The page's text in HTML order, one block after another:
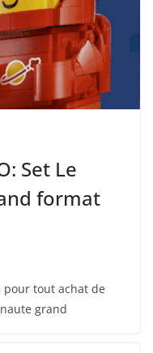
Set Le
format
pour tout achat de
grand